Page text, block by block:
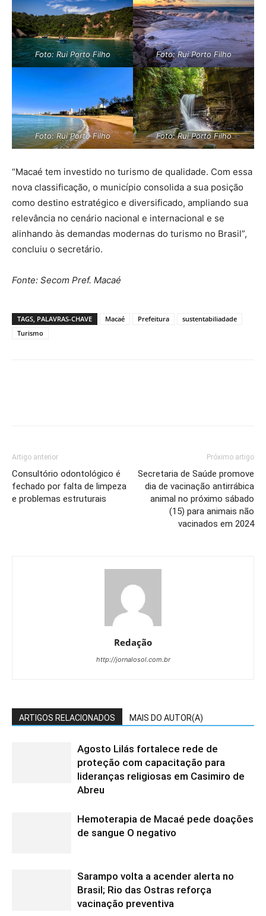
Foto: Rui Porto Filho Foto: Rui Porto Filho
Foto: Rui Porto Filho Foto: Rui Porto Filho
“Macaé tem investido no turismo de qualidade. Com essa
nova classificação, o município consolida a sua posição
como destino estratégico e diversificado, ampliando sua
relevância no cenário nacional e internacional e se
alinhando às demandas modernas do turismo no Brasil”,
concluiu o secretário.
Fonte: Secom Pref. Macaé
TAGS, PALAVRAS-CHAVE Macaé Prefeitura
sustentabiliadade
Turismo
Artigo anterior
Consultório odontológico é
fechado por falta de limpeza
e problemas estruturais
Próximo artigo
Secretaria de Saúde promove
dia de vacinação antirrábica
animal no próximo sábado
(15) para animais não
vacinados em 2024
Redação
http://jornalosol.com.br
ARTIGOS RELACIONADOS MAIS DO AUTOR(A)
Agosto Lilás fortalece rede de
proteção com capacitação para
lideranças religiosas em Casimiro de
Abreu
Hemoterapia de Macaé pede doações
de sangue O negativo
Sarampo volta a acender alerta no
Brasil; Rio das Ostras reforça
vacinação preventiva